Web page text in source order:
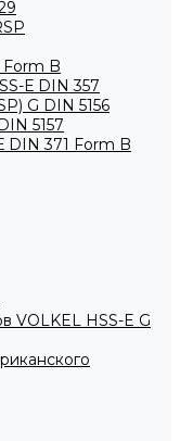
B
Е DIN 357
G DIN 5156
5157
371 Form B
VOLKEL HSS-E G